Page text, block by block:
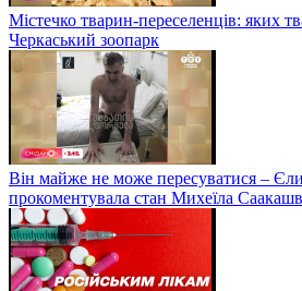
Містечко тварин-переселенців: яких
Черкаський зоопарк
Він майже не може пересуватися –
прокоментувала стан Михеїла